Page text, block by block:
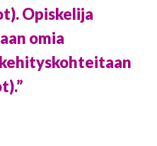
Opiskelija
omia